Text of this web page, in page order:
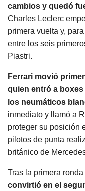
cambios y quedó
Charles Leclerc
primera vuelta y,
entre los seis
Piastri.
Ferrari movió
quien entró a boxes
los neumáticos
inmediato y llamó a
proteger su posición
pilotos de punta
británico de
Tras la primera
convirtió en el